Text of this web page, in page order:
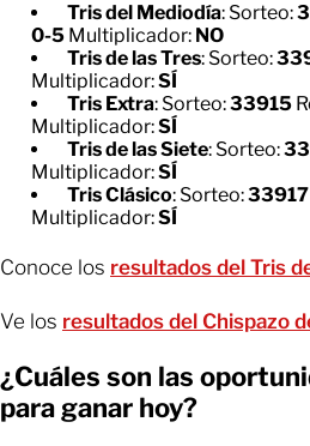
Tris del Mediodía: Sorteo:
0-5 Multiplicador: NO
Tris de las Tres: Sorteo:
Multiplicador:SÍ
Tris Extra: Sorteo:33915
Multiplicador:SÍ
Tris de las Siete: Sorteo:
Multiplicador:SÍ
Tris Clásico: Sorteo:33917
Multiplicador:SÍ
Conoce los resultados del Tris
Ve los resultados del Chispazo
¿Cuáles son las
para ganar hoy?